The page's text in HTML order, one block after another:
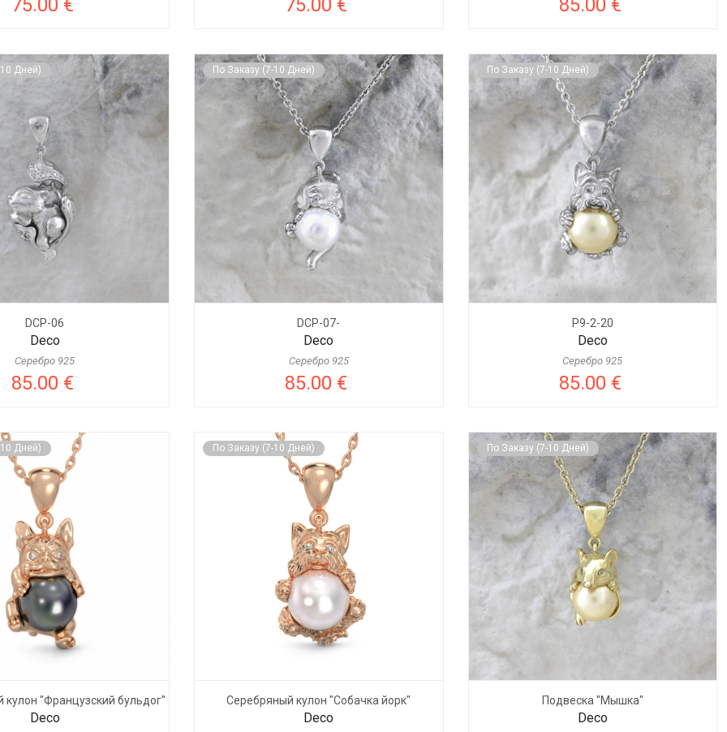
75.00 € 75.00 € 85.00 €
Дней)
DCP-06
Deco
Серебро 925
85.00 €
По Заказу (7-10 Дней)
DCP-07-
Deco
Серебро 925
85.00 €
По Заказу (7-10 Дней)
P9-2-20
Deco
Серебро 925
85.00 €
Дней)
кулон "Французский бульдог"
Deco
По Заказу (7-10 Дней)
Серебряный кулон "Собачка йорк"
Deco
По Заказу (7-10 Дней)
Подвеска "Мышка"
Deco